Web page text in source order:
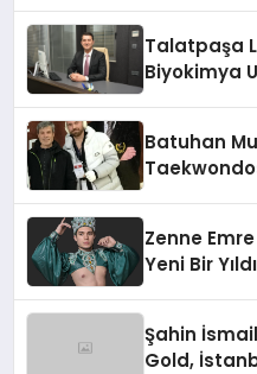
Talatpaşa
Biyokimya
Batuhan
Zenne
Yeni Bir
Şahin
Gold,